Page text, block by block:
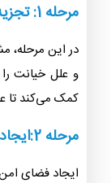
مرحله 1: تجزیه و تحلیل موقعیت
در این مرحله،
و علل خیانت
کمک می‌کند تا
مرحله 2:ایجاد فضای امن
ایجاد فضای